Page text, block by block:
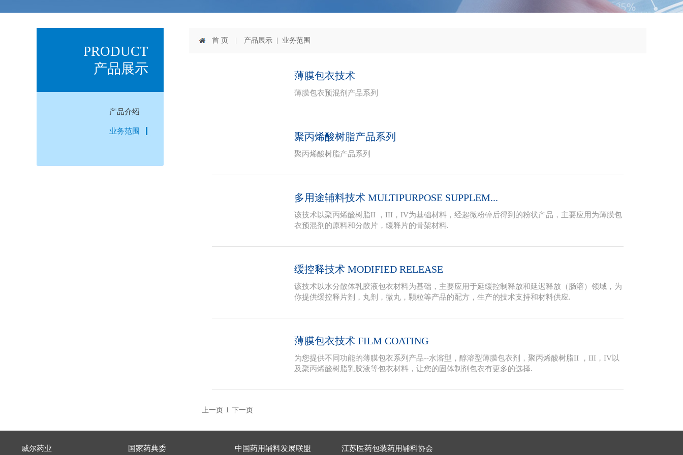
PRODUCT
产品展示
产品介绍
业务范围
首 页 | 产品展示 | 业务范围
薄膜包衣技术
薄膜包衣预混剂产品系列
聚丙烯酸树脂产品系列
聚丙烯酸树脂产品系列
多用途辅料技术 MULTIPURPOSE SUPPLEM...
该技术以聚丙烯酸树脂II ，III，IV为基础材料，经超微粉碎后得到的粉状产品，主要应用为薄膜包
衣预混剂的原料和分散片，缓释片的骨架材料.
缓控释技术 MODIFIED RELEASE
该技术以水分散体乳胶液包衣材料为基础，主要应用于延缓控制释放和延迟释放（肠溶）领域，为
你提供缓控释片剂，丸剂，微丸，颗粒等产品的配方，生产的技术支持和材料供应.
薄膜包衣技术 FILM COATING
为您提供不同功能的薄膜包衣系列产品--水溶型，醇溶型薄膜包衣剂，聚丙烯酸树脂II ，III，IV以
及聚丙烯酸树脂乳胶液等包衣材料，让您的固体制剂包衣有更多的选择.
上一页 1 下一页
威尔药业 国家药典委 中国药用辅料发展联盟 江苏医药包装药用辅料协会